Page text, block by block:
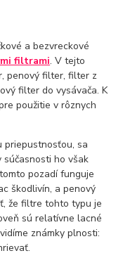
a bezvreckové
filtrami. V tejto
penový filter, filter z
filter do vysávača. K
použitie v rôznych
priepustnosťou, sa
súčasnosti ho však
pozadí funguje
škodlivín, a penový
že filtre tohto typu je
sú relatívne lacné
známky plnosti: